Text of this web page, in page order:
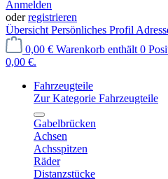
Anmelden
oderregistrieren
Übersicht Persönliches Profil
0,00 € Warenkorb enthält 0
0,00 €.
Fahrzeugteile
Zur Kategorie Fahrzeugteile
Gabelbrücken
Achsen
Achsspitzen
Räder
Distanzstücke